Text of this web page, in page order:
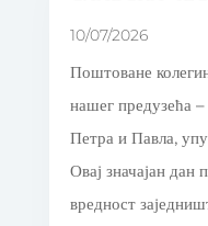
10/07/2026
Поштоване
нашег предузећа
Петра и Павла,
Овај значајан дан
вредност